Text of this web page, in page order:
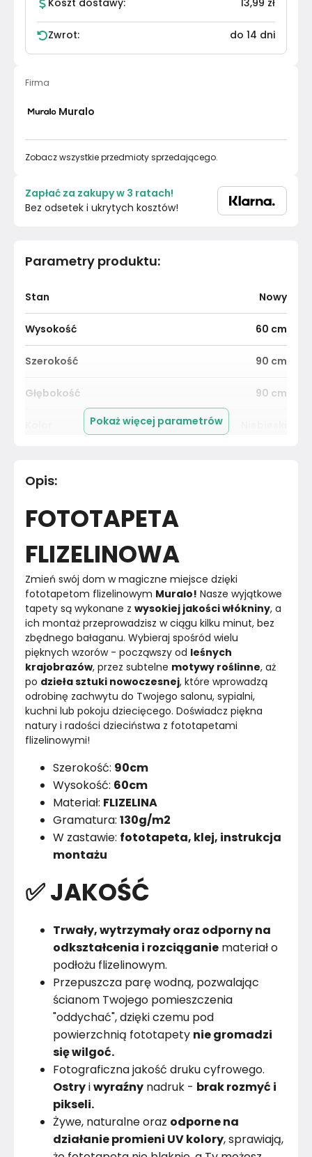
Parametry produktu:
Stan Nowy
Wysokość 60 cm
Szerokość 90 cm
Głębokość 90 cm
Materiał
Kolor
Marka
Montaż
Rok produkcji 2024
Pokaż więcej parametrów
Opis:
FOTOTAPETA
FLIZELINOWA
Zmień swój dom w magiczne miejsce dzięki
fototapetom flizelinowym Muralo! Nasze wyjątkowe
tapety są wykonane z wysokiej jakości włókniny, a
ich montaż przeprowadzisz w ciągu kilku minut, bez
zbędnego bałaganu. Wybieraj spośród wielu
pięknych wzorów - począwszy od leśnych
krajobrazów, przez subtelne motywy roślinne, aż
po dzieła sztuki nowoczesnej, które wprowadzą
odrobinę zachwytu do Twojego salonu, sypialni,
kuchni lub pokoju dziecięcego. Doświadcz piękna
natury i radości dzieciństwa z fototapetami
flizelinowymi!
Szerokość: 90cm
Wysokość: 60cm
Materiał: FLIZELINA
Gramatura: 130g/m2
W zastawie: fototapeta, klej, instrukcja
montażu
✅ JAKOŚĆ
Trwały, wytrzymały oraz odporny na
odkształcenia i rozciąganie materiał o
podłożu flizelinowym.
Przepuszcza parę wodną, pozwalając
ścianom Twojego pomieszczenia
"oddychać", dzięki czemu pod
powierzchnią fototapety nie gromadzi
się wilgoć.
Fotograficzna jakość druku cyfrowego.
Ostryiwyraźny nadruk - brak rozmyć i
pikseli.
Żywe, naturalne oraz odporne na
działanie promieni UV kolory, sprawiają,
Koszt dostawy: 13,99 zł
Zwrot: do 14 dni
Firma
Muralo
Zobacz wszystkie przedmioty sprzedającego.
Zapłać za zakupy w 3 ratach!
Bez odsetek i ukrytych kosztów!